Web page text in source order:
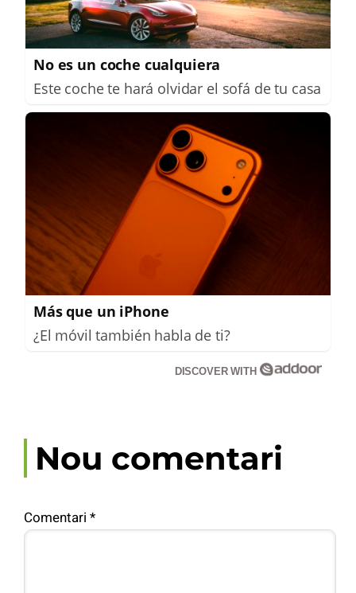
No es un coche cualquiera
Este coche te hará olvidar el sofá de tu casa
Más que un iPhone
¿El móvil también habla de ti?
DISCOVER WITH
Nou comentari
Comentari *